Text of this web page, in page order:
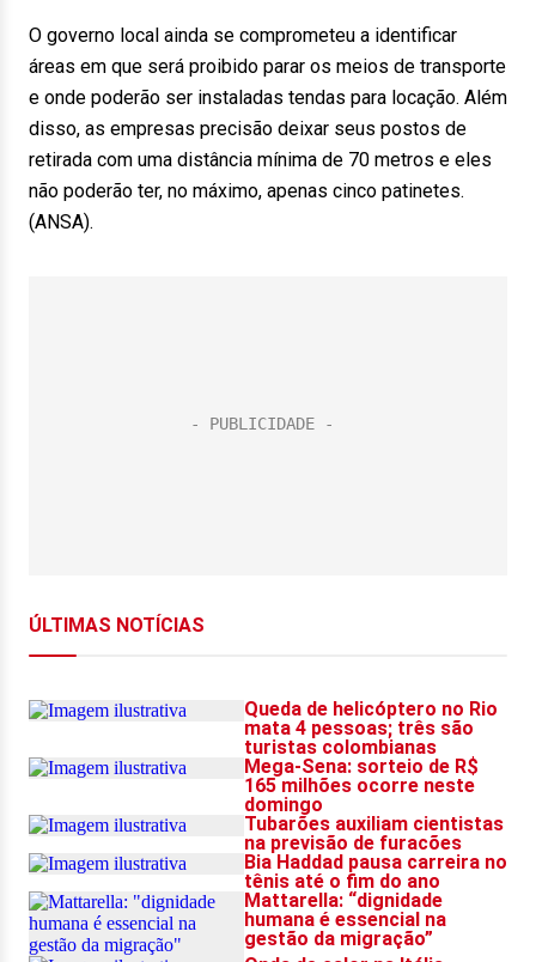
O governo local ainda se comprometeu a identificar
áreas em que será proibido parar os meios de transporte
e onde poderão ser instaladas tendas para locação. Além
disso, as empresas precisão deixar seus postos de
retirada com uma distância mínima de 70 metros e eles
não poderão ter, no máximo, apenas cinco patinetes.
(ANSA).